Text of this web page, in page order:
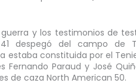
y los testimonios de
despegó del campo de
estaba constituida por el
Fernando Paraud y José
de caza North American 50.